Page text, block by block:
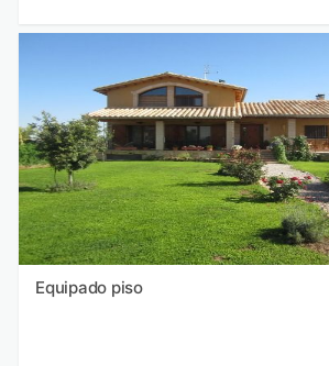
Equipado piso